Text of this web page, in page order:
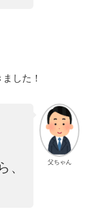
した！
父ちゃん
、